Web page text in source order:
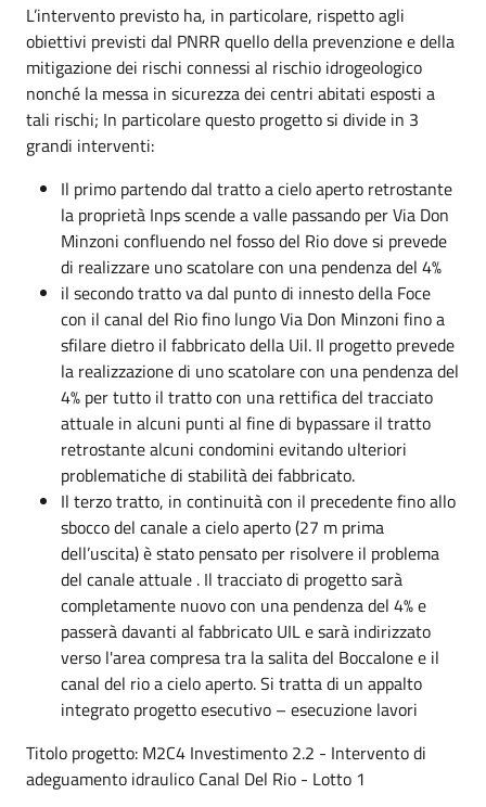
L’intervento previsto ha, in particolare, rispetto agli
obiettivi previsti dal PNRR quello della prevenzione e della
mitigazione dei rischi connessi al rischio idrogeologico
nonché la messa in sicurezza dei centri abitati esposti a
tali rischi; In particolare questo progetto si divide in 3
grandi interventi:
Il primo partendo dal tratto a cielo aperto retrostante
la proprietà Inps scende a valle passando per Via Don
Minzoni confluendo nel fosso del Rio dove si prevede
di realizzare uno scatolare con una pendenza del 4%
il secondo tratto va dal punto di innesto della Foce
con il canal del Rio fino lungo Via Don Minzoni fino a
sfilare dietro il fabbricato della Uil. Il progetto prevede
la realizzazione di uno scatolare con una pendenza del
4% per tutto il tratto con una rettifica del tracciato
attuale in alcuni punti al fine di bypassare il tratto
retrostante alcuni condomini evitando ulteriori
problematiche di stabilità dei fabbricato.
Il terzo tratto, in continuità con il precedente fino allo
sbocco del canale a cielo aperto (27 m prima
dell’uscita) è stato pensato per risolvere il problema
del canale attuale . Il tracciato di progetto sarà
completamente nuovo con una pendenza del 4% e
passerà davanti al fabbricato UIL e sarà indirizzato
verso l'area compresa tra la salita del Boccalone e il
canal del rio a cielo aperto. Si tratta di un appalto
integrato progetto esecutivo – esecuzione lavori
Titolo progetto: M2C4 Investimento 2.2 - Intervento di
adeguamento idraulico Canal Del Rio - Lotto 1